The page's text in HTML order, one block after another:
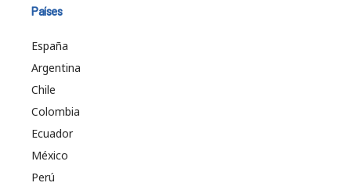
Países
España
Argentina
Chile
Colombia
Ecuador
México
Perú